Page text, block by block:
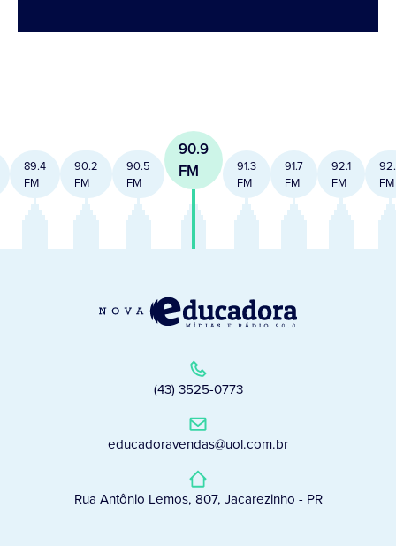
89.4
FM
90.2
FM
90.5
FM
90.9
FM
91.3
FM
91.7
FM
92.1
FM
FM
(43) 3525-0773
educadoravendas@uol.com.br
Rua Antônio Lemos, 807, Jacarezinho - PR